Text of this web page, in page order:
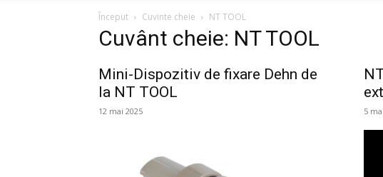
Început Cuvinte cheie NT TOOL
Cuvânt cheie: NT TOOL
Mini-Dispozitiv de fixare Dehn de
la NT TOOL
12 mai 2025 5